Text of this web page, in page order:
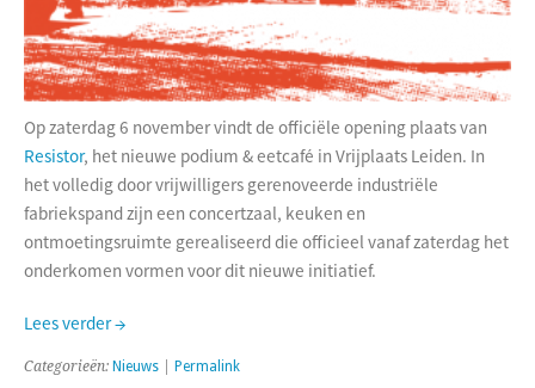
Op zaterdag 6 november vindt de officiële opening plaats van
Resistor, het nieuwe podium & eetcafé in Vrijplaats Leiden. In
het volledig door vrijwilligers gerenoveerde industriële
fabriekspand zijn een concertzaal, keuken en
ontmoetingsruimte gerealiseerd die officieel vanaf zaterdag het
onderkomen vormen voor dit nieuwe initiatief.
Lees verder →
Categorieën: Nieuws Permalink